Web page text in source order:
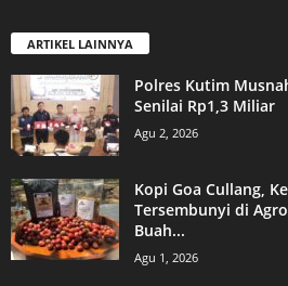
ARTIKEL LAINNYA
Polres Kutim
Senilai Rp1,3 Miliar
Agu 2, 2026
Kopi Goa Cullang,
Tersembunyi di
Buah...
Agu 1, 2026